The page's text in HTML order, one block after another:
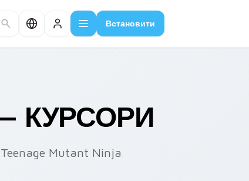
Встановити
— КУРСОРИ
Mutant Ninja